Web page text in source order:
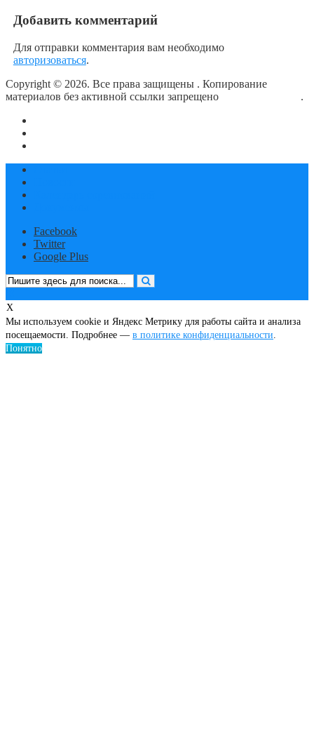
Добавить комментарий
Для отправки комментария вам необходимо
авторизоваться.
Copyright © 2026. Все права защищены . Копирование
материалов без активной ссылки запрещено
.
Facebook
Twitter
Google Plus
X
Мы используем cookie и Яндекс Метрику для работы сайта и анализа
посещаемости. Подробнее — в политике конфиденциальности
Понятно